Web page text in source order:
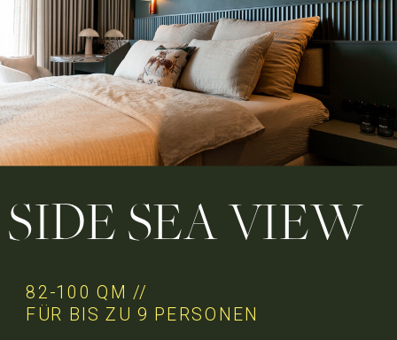
SIDE SEA VIEW
82-100 QM //
FÜR BIS ZU 9 PERSONEN